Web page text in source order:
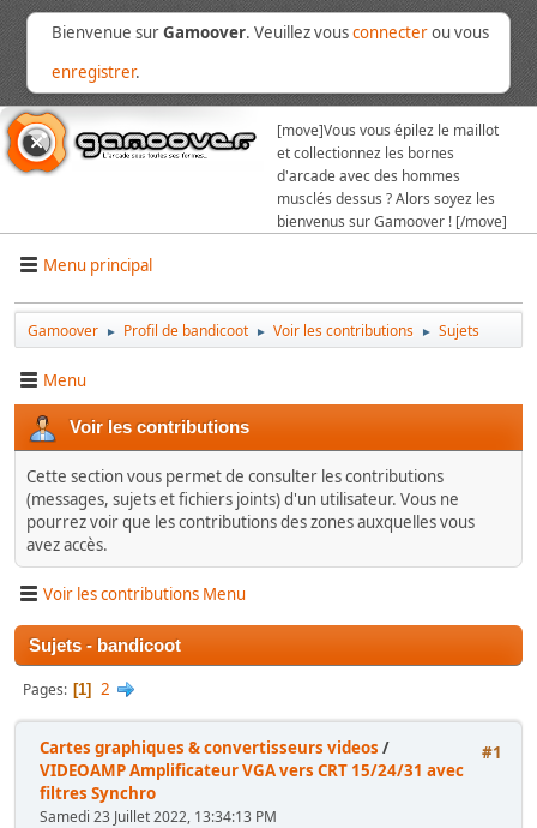
Bienvenue surGamoover. Veuillez vousconnecterou vous
enregistrer.
[move]Vous vous épilez le maillot
et collectionnez les bornes
d'arcade avec des hommes
musclés dessus ? Alors soyez les
bienvenus sur Gamoover ! [/move]
Menu principal
Gamoover ► Profil de bandicoot ► Voir les contributions ► Sujets
Menu
Voir les contributions
Cette section vous permet de consulter les contributions
(messages, sujets et fichiers joints) d'un utilisateur. Vous ne
pourrez voir que les contributions des zones auxquelles vous
avez accès.
Voir les contributions Menu
Sujets - bandicoot
Pages 1 2
#1
Cartes graphiques & convertisseurs videos /
VIDEOAMP Amplificateur VGA vers CRT 15/24/31 avec
filtres Synchro
Samedi 23 Juillet 2022, 13:34:13 PM